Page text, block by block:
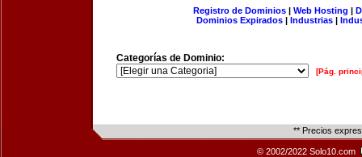
Registro de Dominios| Web Hosting |
Dominios Expirados | Industrias |
Categorías de Dominio:
[Pág.
** Precios
© 2002/2022 Solo10.com